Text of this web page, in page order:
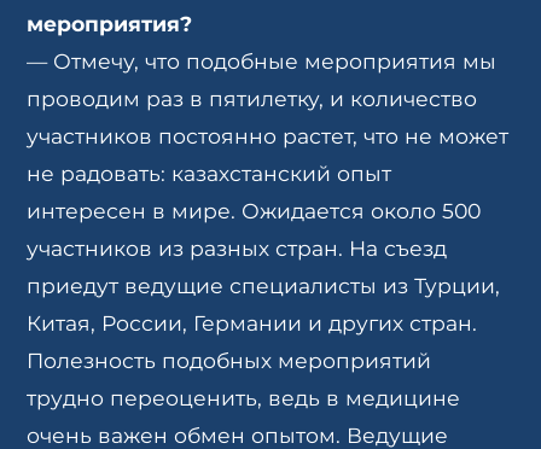
мероприятия?
— Отмечу, что подобные мероприятия мы
проводим раз в пятилетку, и количество
участников постоянно растет, что не может
не радовать: казахстанский опыт
интересен в мире. Ожидается около 500
участников из разных стран. На съезд
приедут ведущие специалисты из Турции,
Китая, России, Германии и других стран.
Полезность подобных мероприятий
трудно переоценить, ведь в медицине
очень важен обмен опытом. Ведущие